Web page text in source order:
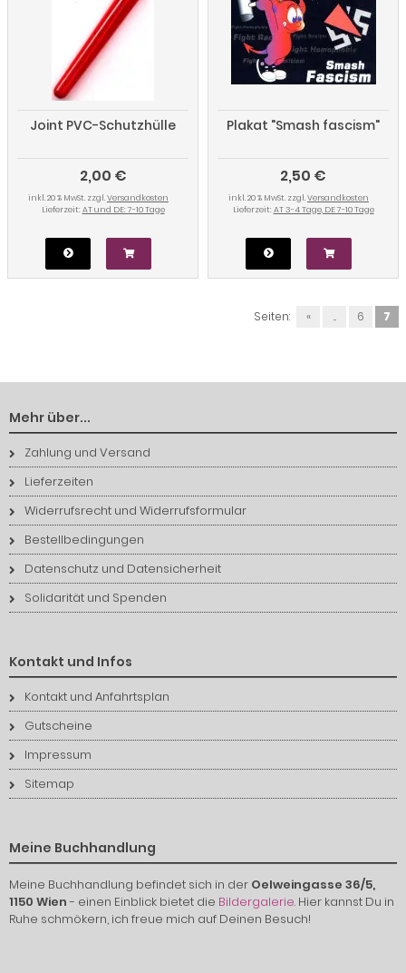
Joint PVC-Schutzhülle
2,00 €
inkl. 20 % MwSt. zzgl.Versandkosten
Lieferzeit: AT und DE: 7-10 Tage
Plakat "Smash fascism"
2,50 €
inkl. 20 % MwSt. zzgl.Versandkosten
Lieferzeit: AT 3-4 Tage, DE 7-10 Tage
Seiten: « ... 6 7
Mehr über...
Zahlung und Versand
Lieferzeiten
Widerrufsrecht und Widerrufsformular
Bestellbedingungen
Datenschutz und Datensicherheit
Solidarität und Spenden
Kontakt und Infos
Kontakt und Anfahrtsplan
Gutscheine
Impressum
Sitemap
Meine Buchhandlung
Meine Buchhandlung befindet sich in der Oelweingasse 36/5,
1150 Wien- einen Einblick bietet die Bildergalerie. Hier kannst Du in
Ruhe schmökern, ich freue mich auf Deinen Besuch!